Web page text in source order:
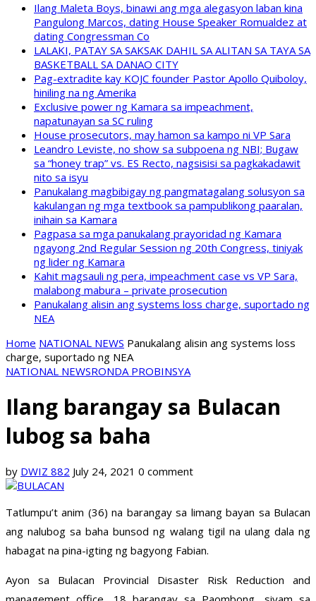
Ilang Maleta Boys, binawi ang mga alegasyon laban kina
Pangulong Marcos, dating House Speaker Romualdez at
dating Congressman Co
LALAKI, PATAY SA SAKSAK DAHIL SA ALITAN SA TAYA SA
BASKETBALL SA DANAO CITY
Pag-extradite kay KOJC founder Pastor Apollo Quiboloy,
hiniling na ng Amerika
Exclusive power ng Kamara sa impeachment,
napatunayan sa SC ruling
House prosecutors, may hamon sa kampo ni VP Sara
Leandro Leviste, no show sa subpoena ng NBI; Bugaw
sa “honey trap” vs. ES Recto, nagsisisi sa pagkakadawit
nito sa isyu
Panukalang magbibigay ng pangmatagalang solusyon sa
kakulangan ng mga textbook sa pampublikong paaralan,
inihain sa Kamara
Pagpasa sa mga panukalang prayoridad ng Kamara
ngayong 2nd Regular Session ng 20th Congress, tiniyak
ng lider ng Kamara
Kahit magsauli ng pera, impeachment case vs VP Sara,
malabong mabura – private prosecution
Panukalang alisin ang systems loss charge, suportado ng
NEA
Home NATIONAL NEWS Panukalang alisin ang systems loss
charge, suportado ng NEA
NATIONAL NEWSRONDA PROBINSYA
Ilang barangay sa Bulacan
lubog sa baha
by DWIZ 882 July 24, 2021 0 comment
Tatlumpu’t anim (36) na barangay sa limang bayan sa Bulacan
ang nalubog sa baha bunsod ng walang tigil na ulang dala ng
habagat na pina-igting ng bagyong Fabian.
Ayon sa Bulacan Provincial Disaster Risk Reduction and